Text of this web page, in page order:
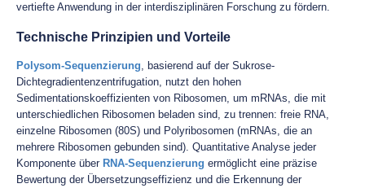
vertiefte Anwendung in der interdisziplinären Forschung zu fördern.
Technische Prinzipien und Vorteile
Polysom-Sequenzierung, basierend auf der Sukrose-
Dichtegradientenzentrifugation, nutzt den hohen
Sedimentationskoeffizienten von Ribosomen, um mRNAs, die mit
unterschiedlichen Ribosomen beladen sind, zu trennen: freie RNA,
einzelne Ribosomen (80S) und Polyribosomen (mRNAs, die an
mehrere Ribosomen gebunden sind). Quantitative Analyse jeder
Komponente über RNA-Sequenzierung ermöglicht eine präzise
Bewertung der Übersetzungseffizienz und die Erkennung der